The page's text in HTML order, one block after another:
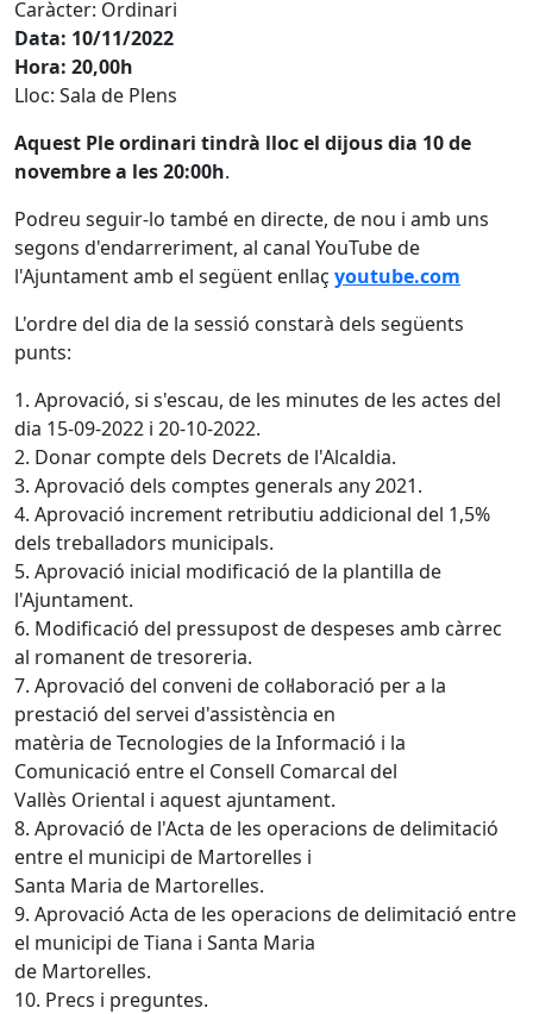
Caràcter: Ordinari
Data: 10/11/2022
Hora: 20,00h
Lloc: Sala de Plens
Aquest Ple ordinari tindrà lloc el dijous dia 10 de
novembre a les 20:00h.
Podreu seguir-lo també en directe, de nou i amb uns
segons d'endarreriment, al canal YouTube de
l'Ajuntament amb el següent enllaç youtube.com
L'ordre del dia de la sessió constarà dels següents
punts:
1. Aprovació, si s'escau, de les minutes de les actes del
dia 15-09-2022 i 20-10-2022.
2. Donar compte dels Decrets de l'Alcaldia.
3. Aprovació dels comptes generals any 2021.
4. Aprovació increment retributiu addicional del 1,5%
dels treballadors municipals.
5. Aprovació inicial modificació de la plantilla de
l'Ajuntament.
6. Modificació del pressupost de despeses amb càrrec
al romanent de tresoreria.
7. Aprovació del conveni de col·laboració per a la
prestació del servei d'assistència en
matèria de Tecnologies de la Informació i la
Comunicació entre el Consell Comarcal del
Vallès Oriental i aquest ajuntament.
8. Aprovació de l'Acta de les operacions de delimitació
entre el municipi de Martorelles i
Santa Maria de Martorelles.
9. Aprovació Acta de les operacions de delimitació entre
el municipi de Tiana i Santa Maria
de Martorelles.
10. Precs i preguntes.